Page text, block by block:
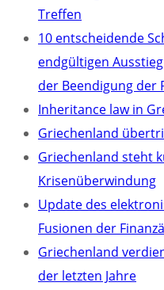
Treffen
10 entscheidende
endgültigen
der Beendigung der
Inheritance law in
Griechenland
Griechenland steht
Krisenüberwindung
Update des
Fusionen der
Griechenland
der letzten Jahre